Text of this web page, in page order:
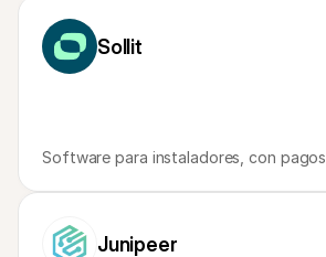
Sollit
Software para instaladores, con
Junipeer
Por qué Mollie está en tu extracto bancario
Clientes de Mollie
Contactar equipo de atención al cliente